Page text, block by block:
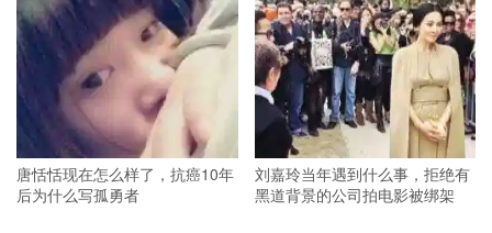
唐恬恬现在怎么样了，抗癌10年
后为什么写孤勇者
刘嘉玲当年遇到什么事，拒绝有
黑道背景的公司拍电影被绑架